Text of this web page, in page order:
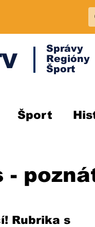
Správy
Regióny
Šport
Šport
-
Rubrika s